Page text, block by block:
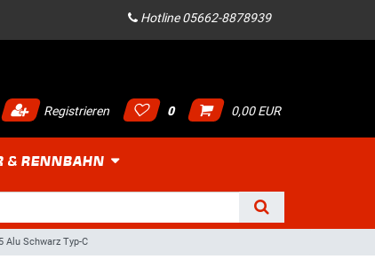
Hotline 05662-8878939
Registrieren 0 0,00 EUR
& RENNBAHN
Alu Schwarz Typ-C